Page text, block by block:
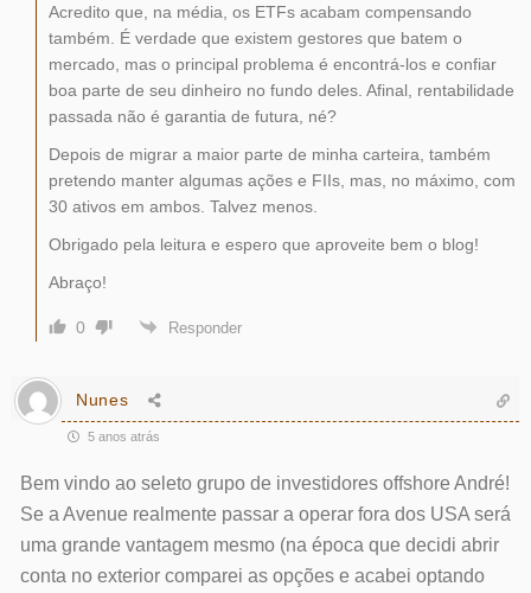
Acredito que, na média, os ETFs acabam compensando
também. É verdade que existem gestores que batem o
mercado, mas o principal problema é encontrá-los e confiar
boa parte de seu dinheiro no fundo deles. Afinal, rentabilidade
passada não é garantia de futura, né?
Depois de migrar a maior parte de minha carteira, também
pretendo manter algumas ações e FIIs, mas, no máximo, com
30 ativos em ambos. Talvez menos.
Obrigado pela leitura e espero que aproveite bem o blog!
Abraço!
0 Responder
Nunes
5 anos atrás
Bem vindo ao seleto grupo de investidores offshore André!
Se a Avenue realmente passar a operar fora dos USA será
uma grande vantagem mesmo (na época que decidi abrir
conta no exterior comparei as opções e acabei optando